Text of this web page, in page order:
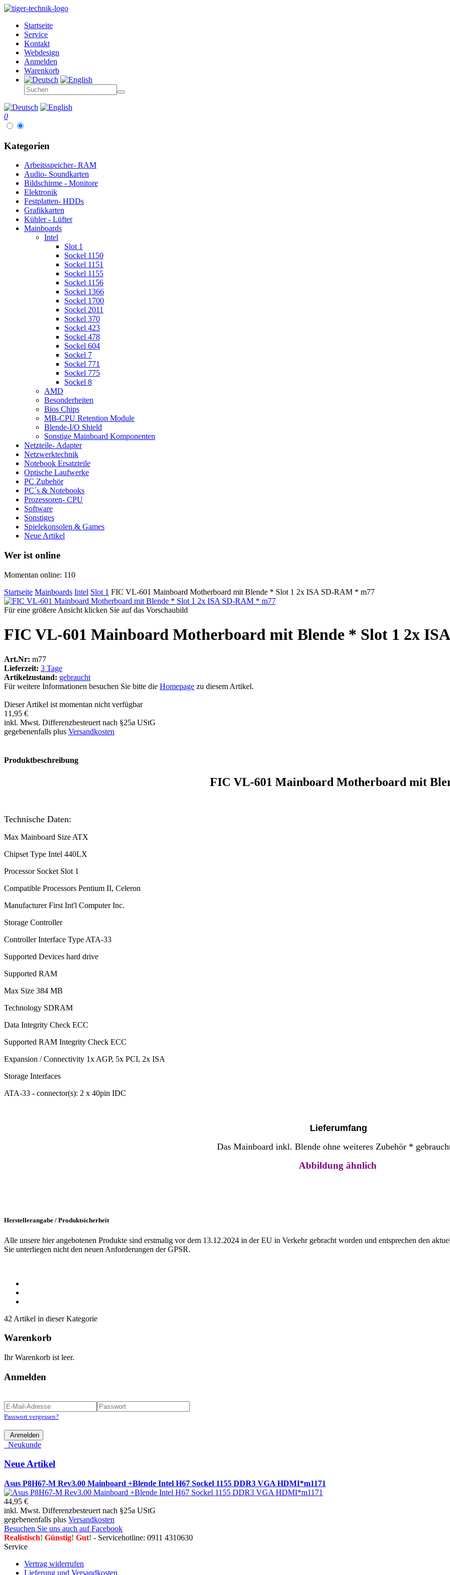
Startseite
Service
Kontakt
Webdesign
Anmelden
Warenkorb
0
Kategorien
Arbeitsspeicher- RAM
Audio- Soundkarten
Bildschirme - Monitore
Elektronik
Festplatten- HDDs
Grafikkarten
Kühler - Lüfter
Mainboards
Intel
Slot 1
Sockel 1150
Sockel 1151
Sockel 1155
Sockel 1156
Sockel 1366
Sockel 1700
Sockel 2011
Sockel 370
Sockel 423
Sockel 478
Sockel 604
Sockel 7
Sockel 771
Sockel 775
Sockel 8
AMD
Besonderheiten
Bios Chips
MB-CPU Retention Module
Blende-I/O Shield
Sonstige Mainboard Komponenten
Netzteile- Adapter
Netzwerktechnik
Notebook Ersatzteile
Optische Laufwerke
PC Zubehör
PC´s & Notebooks
Prozessoren- CPU
Software
Sonstiges
Spielekonsolen & Games
Neue Artikel
Wer ist online
Momentan online: 110
Startseite Mainboards Intel Slot 1 FIC VL-601 Mainboard Motherboard mit Blende * Slot 1 2x ISA SD-RAM * m77
Für eine größere Ansicht klicken Sie auf das Vorschaubild
FIC VL-601 Mainboard Motherboard mit Blende * Slot 1 2x
Art.Nr: m77
Lieferzeit: 3 Tage
Artikelzustand: gebraucht
Für weitere Informationen besuchen Sie bitte die Homepage zu diesem Artikel.
Dieser Artikel ist momentan nicht verfügbar
11,95 €
inkl. Mwst. Differenzbesteuert nach §25a UStG
gegebenenfalls plus Versandkosten
Produktbeschreibung
FIC VL-601 Mainboard Motherboard mit
Technische Daten:
Max Mainboard Size ATX
Chipset Type Intel 440LX
Processor Socket Slot 1
Compatible Processors Pentium II, Celeron
Manufacturer First Int'l Computer Inc.
Storage Controller
Controller Interface Type ATA-33
Supported Devices hard drive
Supported RAM
Max Size 384 MB
Technology SDRAM
Data Integrity Check ECC
Supported RAM Integrity Check ECC
Expansion / Connectivity 1x AGP, 5x PCI, 2x ISA
Storage Interfaces
ATA-33 - connector(s): 2 x 40pin IDC
Lieferumfang
Das Mainboard inkl. Blende ohne weiteres Zubehör *
Abbildung ähnlich
Herstellerangabe / Produktsicherheit
Alle unsere hier angebotenen Produkte sind erstmalig vor dem 13.12.2024 in der EU in Verkehr gebracht worden und entsprechen den
Sie unterliegen nicht den neuen Anforderungen der GPSR.
42 Artikel in dieser Kategorie
Warenkorb
Ihr Warenkorb ist leer.
Anmelden
Passwort vergessen?
Anmelden
Neukunde
Neue Artikel
Asus P8H67-M Rev3.00 Mainboard +Blende Intel H67 Sockel 1155 DDR3 VGA HDMI*m1171
44,95 €
inkl. Mwst. Differenzbesteuert nach §25a UStG
gegebenenfalls plus Versandkosten
Besuchen Sie uns auch auf Facebook
Realistisch! Günstig! Gut! - Servicehotline: 0911 4310630
Service
Vertrag widerrufen
Lieferung und Versandkosten